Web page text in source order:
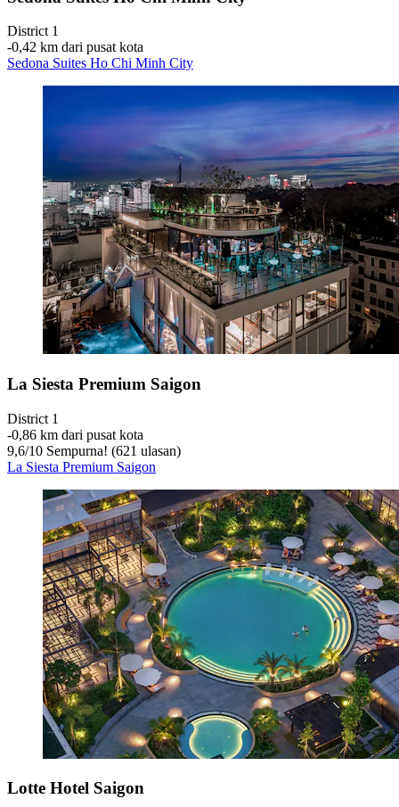
District 1
‐0,42 km dari pusat kota
Sedona Suites Ho Chi Minh City
La Siesta Premium Saigon
District 1
‐0,86 km dari pusat kota
9,6/10 Sempurna! (621 ulasan)
La Siesta Premium Saigon
Lotte Hotel Saigon